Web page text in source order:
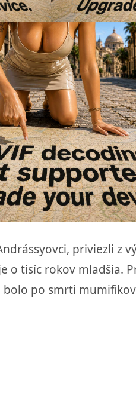
priviezli z
tisíc rokov mladšia.
po smrti